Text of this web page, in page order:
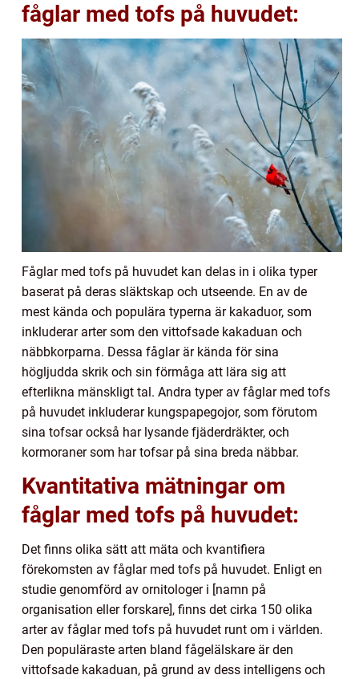
fåglar med tofs på huvudet:
Fåglar med tofs på huvudet kan delas in i olika typer
baserat på deras släktskap och utseende. En av de
mest kända och populära typerna är kakaduor, som
inkluderar arter som den vittofsade kakaduan och
näbbkorparna. Dessa fåglar är kända för sina
högljudda skrik och sin förmåga att lära sig att
efterlikna mänskligt tal. Andra typer av fåglar med tofs
på huvudet inkluderar kungspapegojor, som förutom
sina tofsar också har lysande fjäderdräkter, och
kormoraner som har tofsar på sina breda näbbar.
Kvantitativa mätningar om
fåglar med tofs på huvudet:
Det finns olika sätt att mäta och kvantifiera
förekomsten av fåglar med tofs på huvudet. Enligt en
studie genomförd av ornitologer i [namn på
organisation eller forskare], finns det cirka 150 olika
arter av fåglar med tofs på huvudet runt om i världen.
Den populäraste arten bland fågelälskare är den
vittofsade kakaduan, på grund av dess intelligens och